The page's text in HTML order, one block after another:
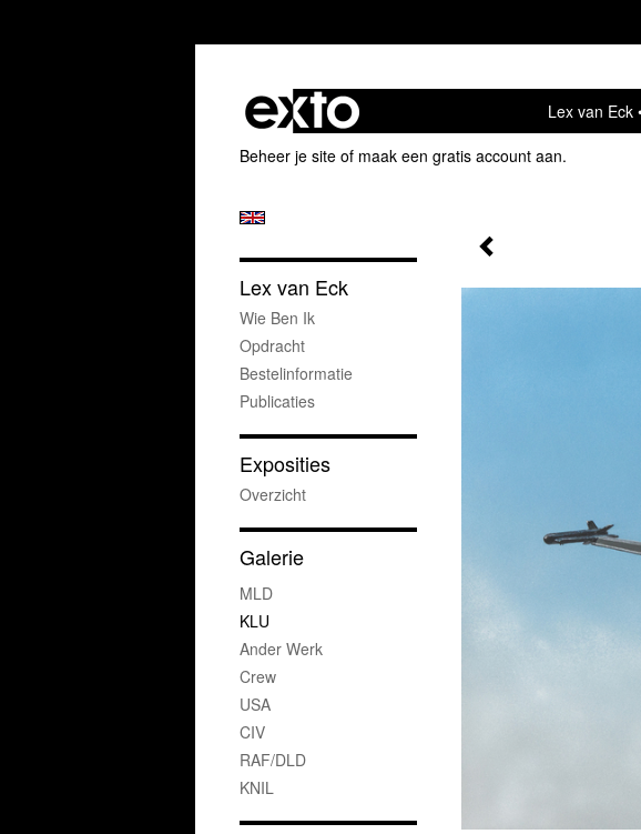
Lex van Eck
Beheer je site of maak een gratis account aan.
Lex van Eck
Wie Ben Ik
Opdracht
Bestelinformatie
Publicaties
Exposities
Overzicht
Galerie
MLD
KLU
Ander Werk
Crew
USA
CIV
RAF/DLD
KNIL